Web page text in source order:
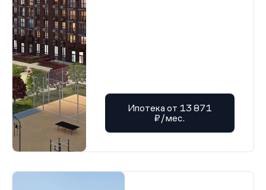
Ипотека от 13 871
₽/мес.